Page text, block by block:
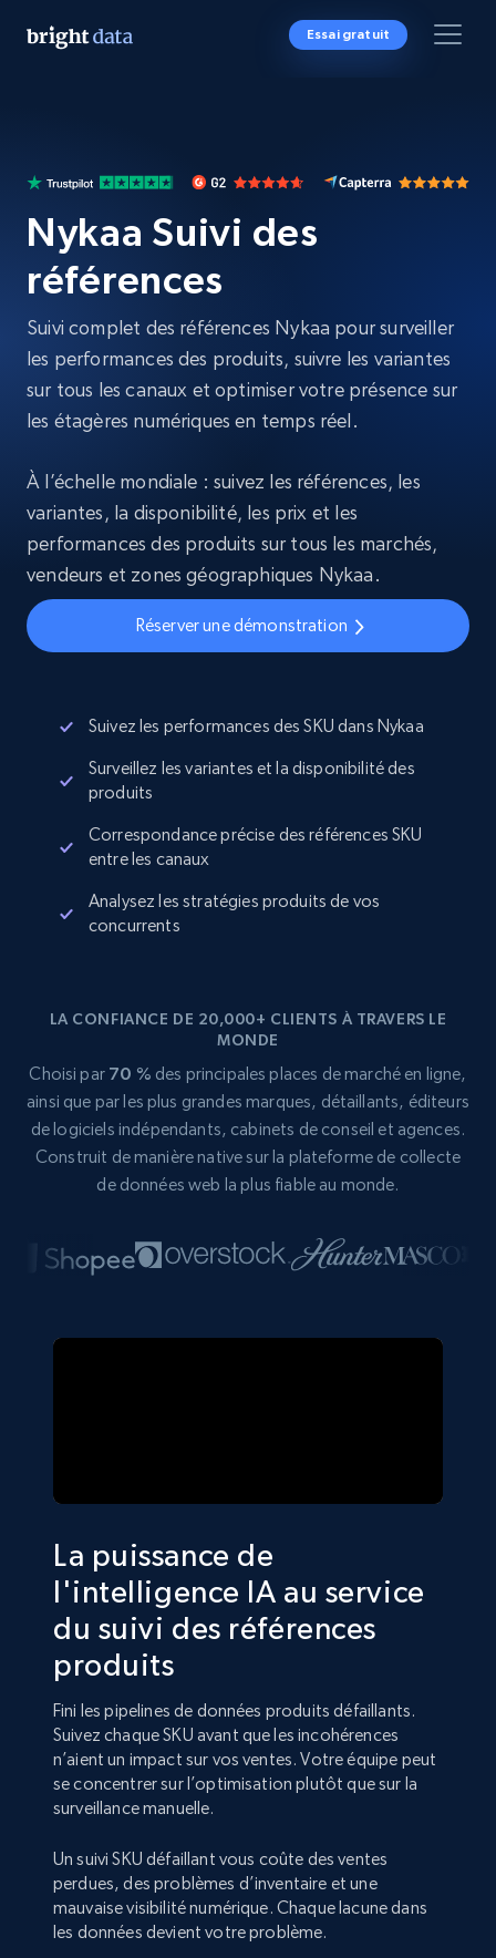
Essai gratuit
Nykaa Suivi des
références
Suivi complet des références Nykaa pour surveiller
les performances des produits, suivre les variantes
sur tous les canaux et optimiser votre présence sur
les étagères numériques en temps réel.
À l’échelle mondiale : suivez les références, les
variantes, la disponibilité, les prix et les
performances des produits sur tous les marchés,
vendeurs et zones géographiques Nykaa.
Réserver une démonstration
Suivez les performances des SKU dans Nykaa
Surveillez les variantes et la disponibilité des
produits
Correspondance précise des références SKU
entre les canaux
Analysez les stratégies produits de vos
concurrents
LA CONFIANCE DE 20,000+ CLIENTS À TRAVERS LE
MONDE
Choisi par 70 % des principales places de marché en ligne,
ainsi que par les plus grandes marques, détaillants, éditeurs
de logiciels indépendants, cabinets de conseil et agences.
Construit de manière native sur la plateforme de collecte
de données web la plus fiable au monde.
La puissance de
l'intelligence IA au service
du suivi des références
produits
Fini les pipelines de données produits défaillants.
Suivez chaque SKU avant que les incohérences
n’aient un impact sur vos ventes. Votre équipe peut
se concentrer sur l’optimisation plutôt que sur la
surveillance manuelle.
Un suivi SKU défaillant vous coûte des ventes
perdues, des problèmes d’inventaire et une
mauvaise visibilité numérique. Chaque lacune dans
les données devient votre problème.